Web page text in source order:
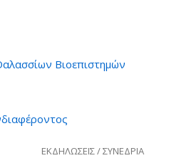
Βιοεπιστημών
ΕΚΔΗΛΩΣΕΙΣ / ΣΥΝΕΔΡΙΑ